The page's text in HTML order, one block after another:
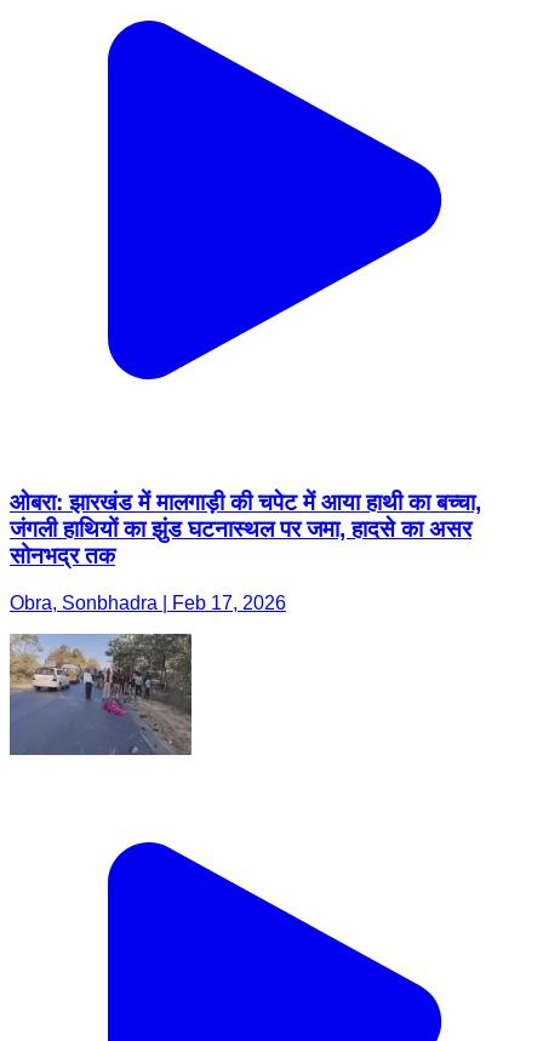
ओबरा: झारखंड में मालगाड़ी की चपेट में आया हाथी का बच्चा,
जंगली हाथियों का झुंड घटनास्थल पर जमा, हादसे का असर
सोनभद्र तक
Obra, Sonbhadra | Feb 17, 2026